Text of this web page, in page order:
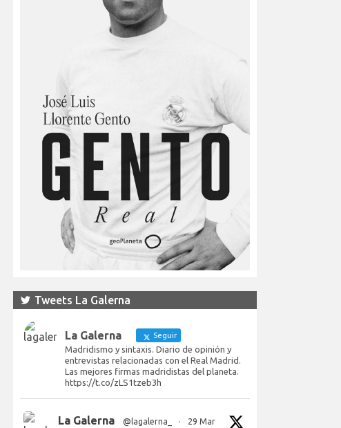
Tweets La Galerna
La Galerna Seguir
Madridismo y sintaxis. Diario de opinión y
entrevistas relacionadas con el Real Madrid.
Las mejores firmas madridistas del planeta.
https://t.co/zLS1tzeb3h
La Galerna @lagalerna_ · 29 Mar